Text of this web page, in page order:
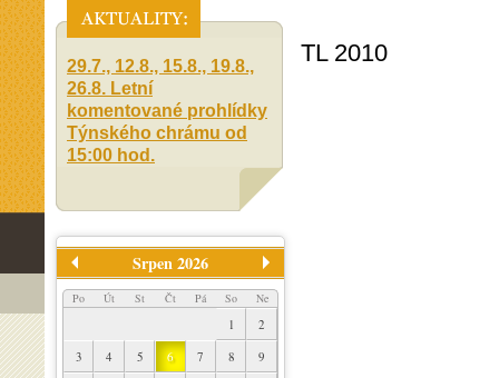
29.7., 12.8., 15.8., 19.8.,
26.8. Letní
komentované prohlídky
Týnského chrámu od
15:00 hod.
Srpen 2026
Po Út St Čt Pá So Ne
1
2
3
4 5 6 7 8
9
TL 2010